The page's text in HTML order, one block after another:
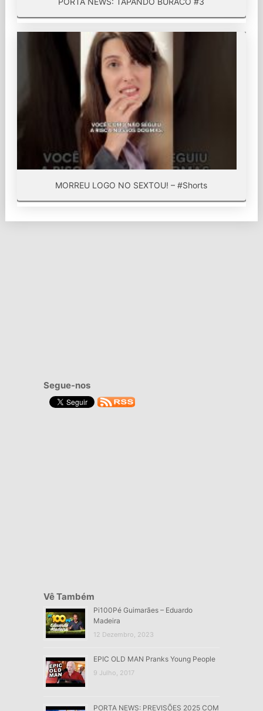
MORREU LOGO NO SEXTOU! – #Shorts
Segue-nos
Vê Também
Pi100Pé Guimarães – Eduardo
Madeira
12 Dezembro, 2023
EPIC OLD MAN Pranks Young People
9 Julho, 2017
PORTA NEWS: PREVISÕES 2025 COM